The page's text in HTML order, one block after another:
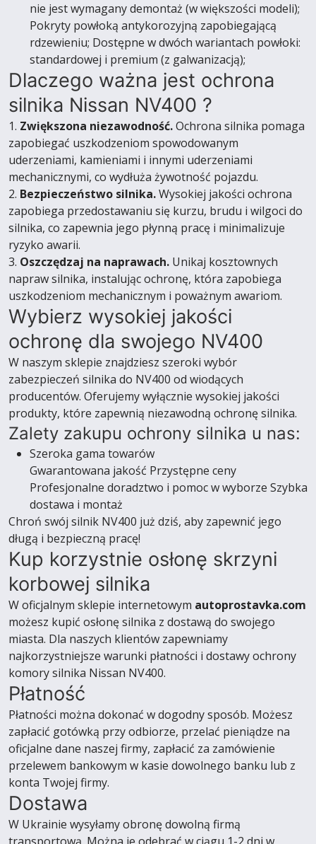
nie jest wymagany demontaż (w większości modeli);
Pokryty powłoką antykorozyjną zapobiegającą
rdzewieniu; Dostępne w dwóch wariantach powłoki:
standardowej i premium (z galwanizacją);
Dlaczego ważna jest ochrona
silnika Nissan NV400 ?
1. Zwiększona niezawodność.Ochrona silnika pomaga
zapobiegać uszkodzeniom spowodowanym
uderzeniami, kamieniami i innymi uderzeniami
mechanicznymi, co wydłuża żywotność pojazdu.
2. Bezpieczeństwo silnika.Wysokiej jakości ochrona
zapobiega przedostawaniu się kurzu, brudu i wilgoci do
silnika, co zapewnia jego płynną pracę i minimalizuje
ryzyko awarii.
3. Oszczędzaj na naprawach. Unikaj kosztownych
napraw silnika, instalując ochronę, która zapobiega
uszkodzeniom mechanicznym i poważnym awariom.
Wybierz wysokiej jakości
ochronę dla swojego NV400
W naszym sklepie znajdziesz szeroki wybór
zabezpieczeń silnika do NV400 od wiodących
producentów. Oferujemy wyłącznie wysokiej jakości
produkty, które zapewnią niezawodną ochronę silnika.
Zalety zakupu ochrony silnika u nas:
Szeroka gama towarów
Gwarantowana jakość Przystępne ceny
Profesjonalne doradztwo i pomoc w wyborze Szybka
dostawa i montaż
Chroń swój silnik NV400 już dziś, aby zapewnić jego
długą i bezpieczną pracę!
Kup korzystnie osłonę skrzyni
korbowej silnika
W oficjalnym sklepie internetowym autoprostavka.com
możesz kupić osłonę silnika z dostawą do swojego
miasta. Dla naszych klientów zapewniamy
najkorzystniejsze warunki płatności i dostawy ochrony
komory silnika Nissan NV400.
Płatność
Płatności można dokonać w dogodny sposób. Możesz
zapłacić gotówką przy odbiorze, przelać pieniądze na
oficjalne dane naszej firmy, zapłacić za zamówienie
przelewem bankowym w kasie dowolnego banku lub z
konta Twojej firmy.
Dostawa
W Ukrainie wysyłamy obronę dowolną firmą